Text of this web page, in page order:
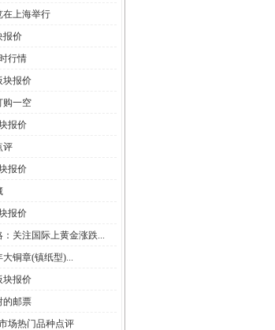
在上海举行
报价
行情
块报价
购一空
报价
评
报价
报价
关注国际上黄金涨跌...
大铜章(镇纸型)...
块报价
的邮票
场热门品种点评